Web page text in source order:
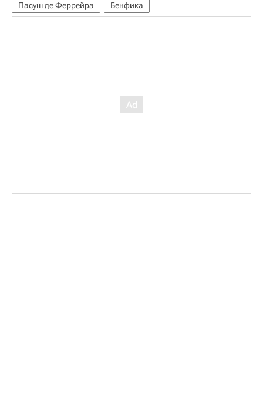
Пасуш де Феррейра Бенфика